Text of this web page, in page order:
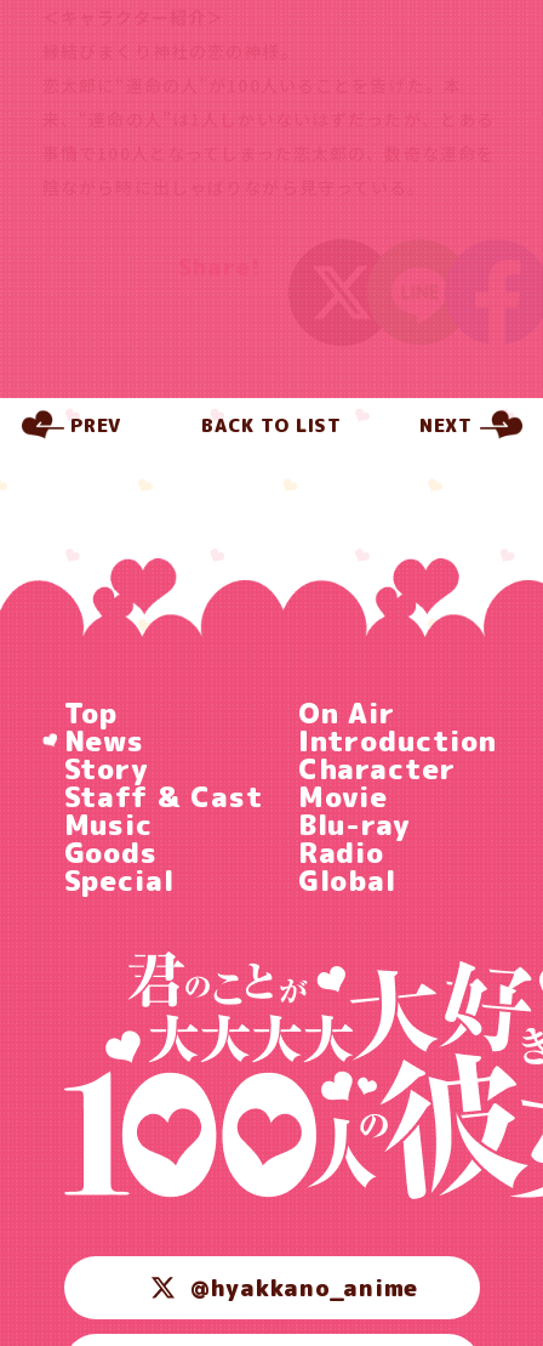
＜キャラクター紹介＞
縁結びまくり神社の恋の神様。
恋太郎に“運命の人”が100人いることを告げた。本
来、“運命の人”は1人しかいないはずだったが、とある
事情で100人となってしまった恋太郎の、数奇な運命を
陰ながら時に出しゃばりながら見守っている。
PREV BACK TO LIST NEXT
Top On Air
News Introduction
Story Character
Staff & Cast Movie
Music Blu-ray
Goods Radio
Special Global
@hyakkano_anime